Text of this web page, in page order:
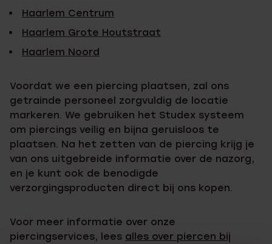
Haarlem Centrum
Haarlem Grote Houtstraat
Haarlem Noord
Voordat we een piercing plaatsen, zal ons
getrainde personeel zorgvuldig de locatie
markeren. We gebruiken het Studex systeem
om piercings veilig en bijna geruisloos te
plaatsen. Na het zetten van de piercing krijg je
van ons uitgebreide informatie over de nazorg,
en je kunt ook de benodigde
verzorgingsproducten direct bij ons kopen.
Voor meer informatie over onze
piercingservices, lees alles over piercen bij